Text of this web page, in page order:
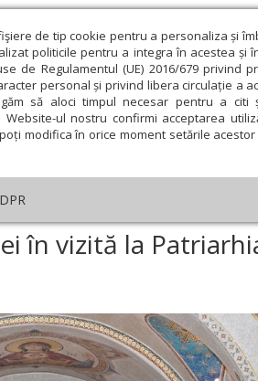
de tip cookie pentru a personaliza și
politicile pentru a integra în acestea și
de Regulamentul (UE) 2016/679 privind
personal și privind libera circulație a
să aloci timpul necesar pentru a citi
ul nostru confirmi acceptarea
modifica în orice moment setările
An omagial Comunicate de presă
și spiritualitate Educaţie și
Germaniei în vizită la Patriarhia
în vizită la